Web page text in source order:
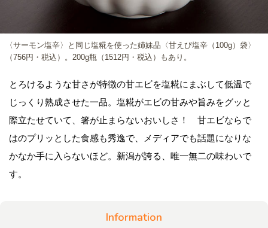
〈サーモン塩辛〉と同じ塩糀を使った姉妹品〈甘えび塩辛（100g）袋〉
（756円・税込）。200g瓶（1512円・税込）もあり。
とろけるような甘さが特徴の甘エビを塩糀にまぶして低温で
じっくり熟成させた一品。塩糀がエビの甘みや旨みをグッと
際立たせていて、箸が止まらないおいしさ！ 甘エビならで
はのプリッとした食感も秀逸で、メディアでも話題になりな
かなか手に入らないほど。新潟が誇る、唯一無二の味わいで
す。
Information